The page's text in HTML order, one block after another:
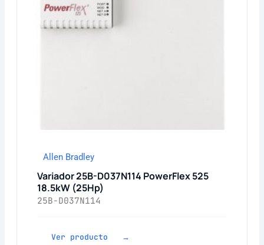
Allen Bradley
Variador 25B-D037N114 PowerFlex 525
18.5kW (25Hp)
25B-D037N114
Ver producto →